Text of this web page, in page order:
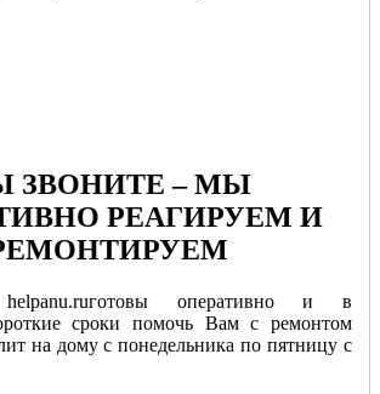
ЗВОНИТЕ– МЫ
РЕАГИРУЕМ И
оперативно и в
сроки помочь Вам с ремонтом
на дому с понедельника по пятницу с